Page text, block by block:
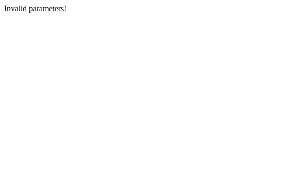
Invalid parameters!